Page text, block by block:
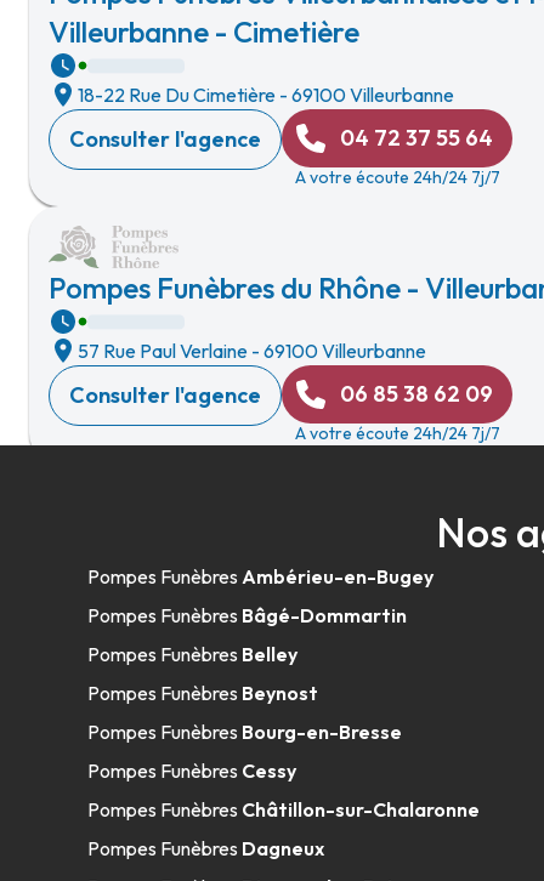
Villeurbanne - Cimetière
18-22 Rue Du Cimetière - 69100 Villeurbanne
Consulter l'agence 04 72 37 55 64
A votre écoute 24h/24 7j/7
Pompes Funèbres du Rhône -
57 Rue Paul Verlaine - 69100 Villeurbanne
Consulter l'agence 06 85 38 62 09
A votre écoute 24h/24 7j/7
10 Avenue Du Crottay-69330 Meyzieu
Consulter l'agence
A votre écoute 24h/24 7j/7
Pompes Funèbres Viollet - Meyzieu
10 Avenue Du Crottay-69330 Meyzieu
Nos
Pompes Funèbres Ambérieu-en-Bugey
Pompes Funèbres Bâgé-Dommartin
Pompes Funèbres Belley
Pompes Funèbres Beynost
Pompes Funèbres Bourg-en-Bresse
Pompes Funèbres Cessy
Pompes Funèbres Châtillon-sur-Chalaronne
Pompes Funèbres Dagneux